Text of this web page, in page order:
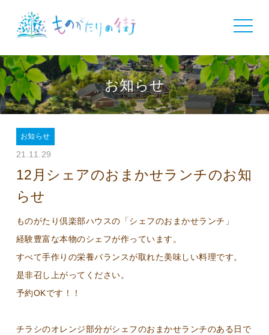
toggle
お知らせ
お知らせ
21.11.29
12月シェアのおまかせランチのお知
らせ
ものがたり倶楽部ハウスの「シェフのおまかせランチ」
経験豊富な本物のシェフが作っています。
すべて手作りの栄養バランスが取れた美味しい料理です。
是非召し上がってください。
予約OKです！！
チラシのオレンジ部分がシェフのおまかせランチのある日で